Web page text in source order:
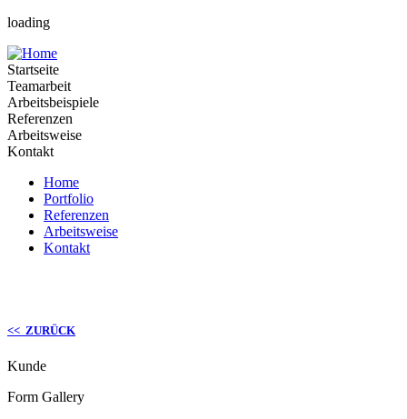
loading
Startseite
Teamarbeit
Arbeitsbeispiele
Referenzen
Arbeitsweise
Kontakt
Home
Portfolio
Referenzen
Arbeitsweise
Kontakt
<< ZURÜCK
Kunde
Form Gallery